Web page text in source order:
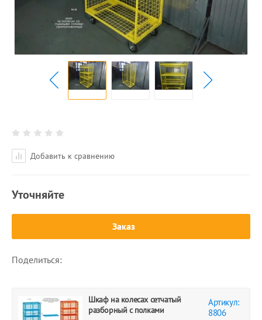
Добавить к сравнению
Уточняйте
Заказ
Поделиться:
Шкаф на колесах сетчатый
разборный с полками
Артикул:
8806